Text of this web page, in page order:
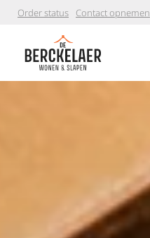
Order status Contact opnemen